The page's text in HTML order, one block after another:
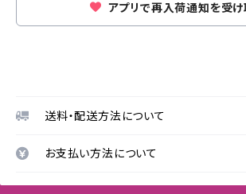
アプリで再入荷通知を受け
送料・配送方法について
お支払い方法について